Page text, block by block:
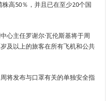
株高50％，并且已在至少20个国
心主任罗谢尔·瓦伦斯基将于周
及以上的旅客在所有飞机和公共
将发布与口罩有关的单独安全指